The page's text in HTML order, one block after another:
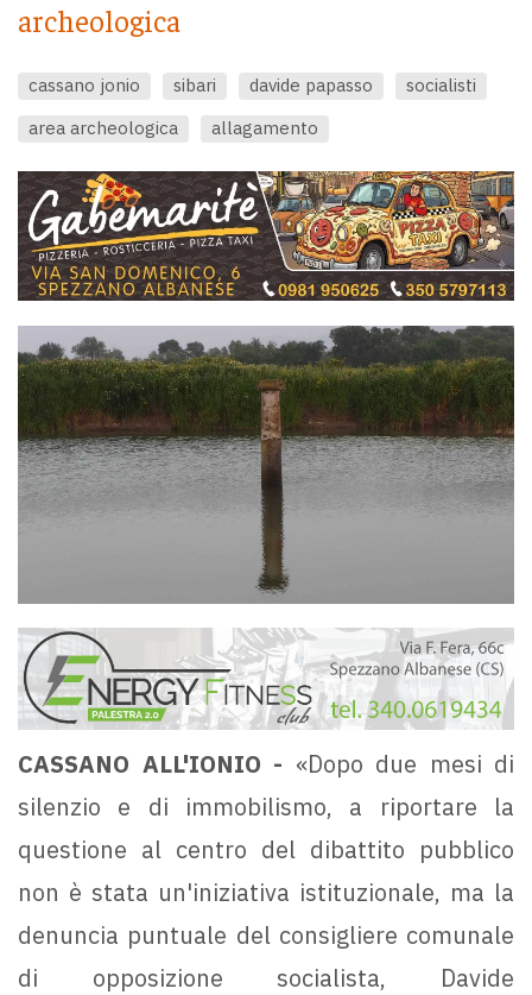
archeologica
cassano jonio sibari davide papasso
socialisti
area archeologica
allagamento
CASSANO ALL'IONIO - «Dopo due mesi di
silenzio e di immobilismo, a riportare la
questione al centro del dibattito pubblico
non è stata un'iniziativa istituzionale, ma la
denuncia puntuale del consigliere comunale
di opposizione socialista, Davide